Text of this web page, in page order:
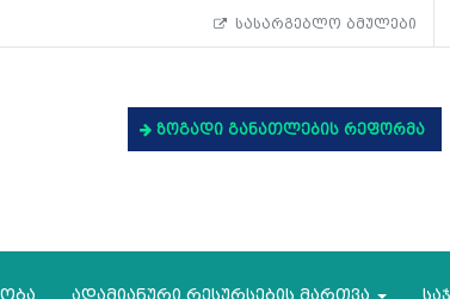
სასარგებლო ბმულები
ზოგადი განათლების რეფორმა